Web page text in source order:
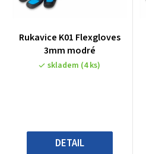
Rukavice K01 Flexgloves
3mm modré
skladem (4 ks)
DETAIL